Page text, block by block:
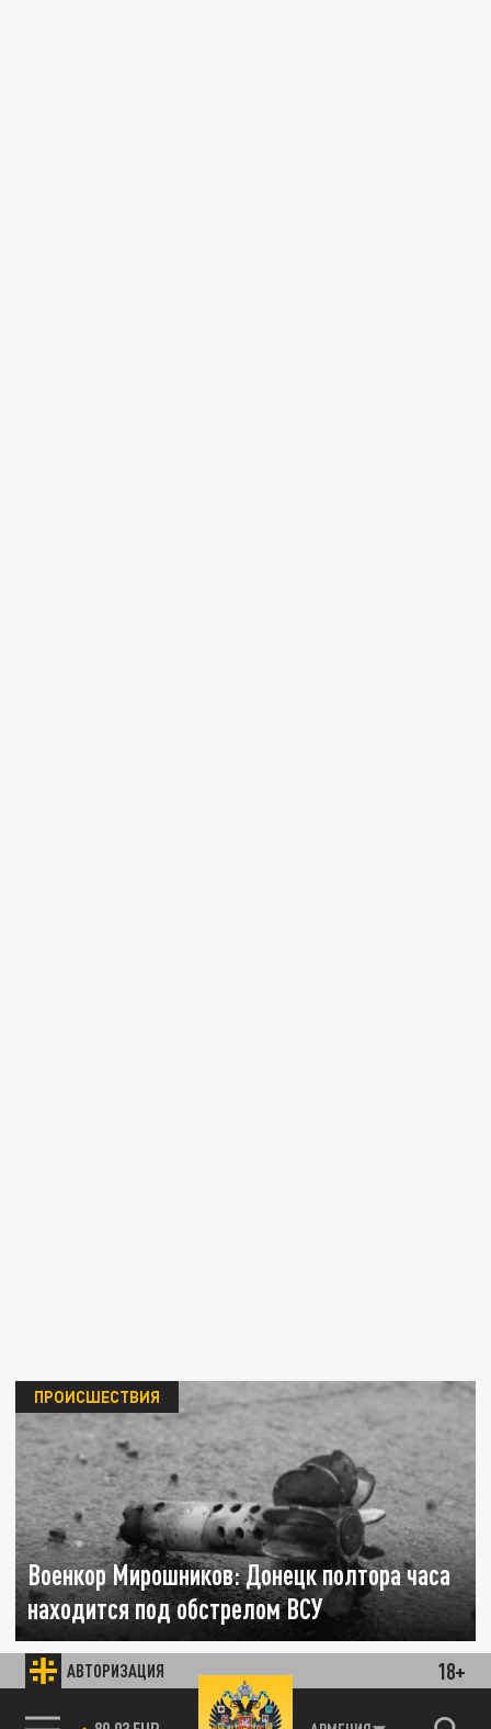
АВТОРИЗАЦИЯ 18+
Военкор Мирошников: Донецк полтора часа
находится под обстрелом ВСУ
ПРОИСШЕСТВИЯ
16 НОЯБРЯ 08:22
ВСУ обстреливают Донецк, в городе
сработала система противовоздушной